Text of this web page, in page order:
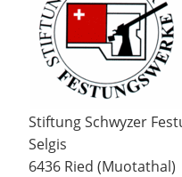
Stiftung Schwyzer
Selgis
6436 Ried (Muotathal)